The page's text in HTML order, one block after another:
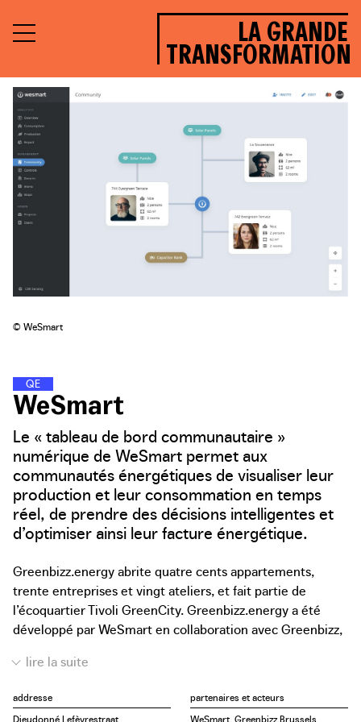
LA GRANDE
TRANSFORMATION
© WeSmart
QU
A
R
T
IE
WeSmart
Le « tableau de bord communautaire »
numérique de WeSmart permet aux
communautés énergétiques de visualiser leur
production et leur consommation en temps
réel, de prendre des décisions intelligentes et
d’optimiser ainsi leur facture énergétique.
Greenbizz.energy abrite quatre cents appartements,
trente entreprises et vingt ateliers, et fait partie de
l’écoquartier Tivoli GreenCity. Greenbizz.energy a été
développé par WeSmart en collaboration avec Greenbizz,
microréseau intelligent à Laeken. La pluralité des activités
cette communauté ouvre des perspectives intéressantes
addresse
Dieudonné Lefèvrestraat
partenaires et acteurs
WeSmart, Greenbizz.Brussels